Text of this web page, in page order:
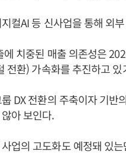
컬AI 등 신사업을 통해 외
에 치중된 매출 의존성은
전환) 가속화를 추진하고
DX 전환의 주축이자 기
아 보인다.
업의 고도화도 예정돼 있